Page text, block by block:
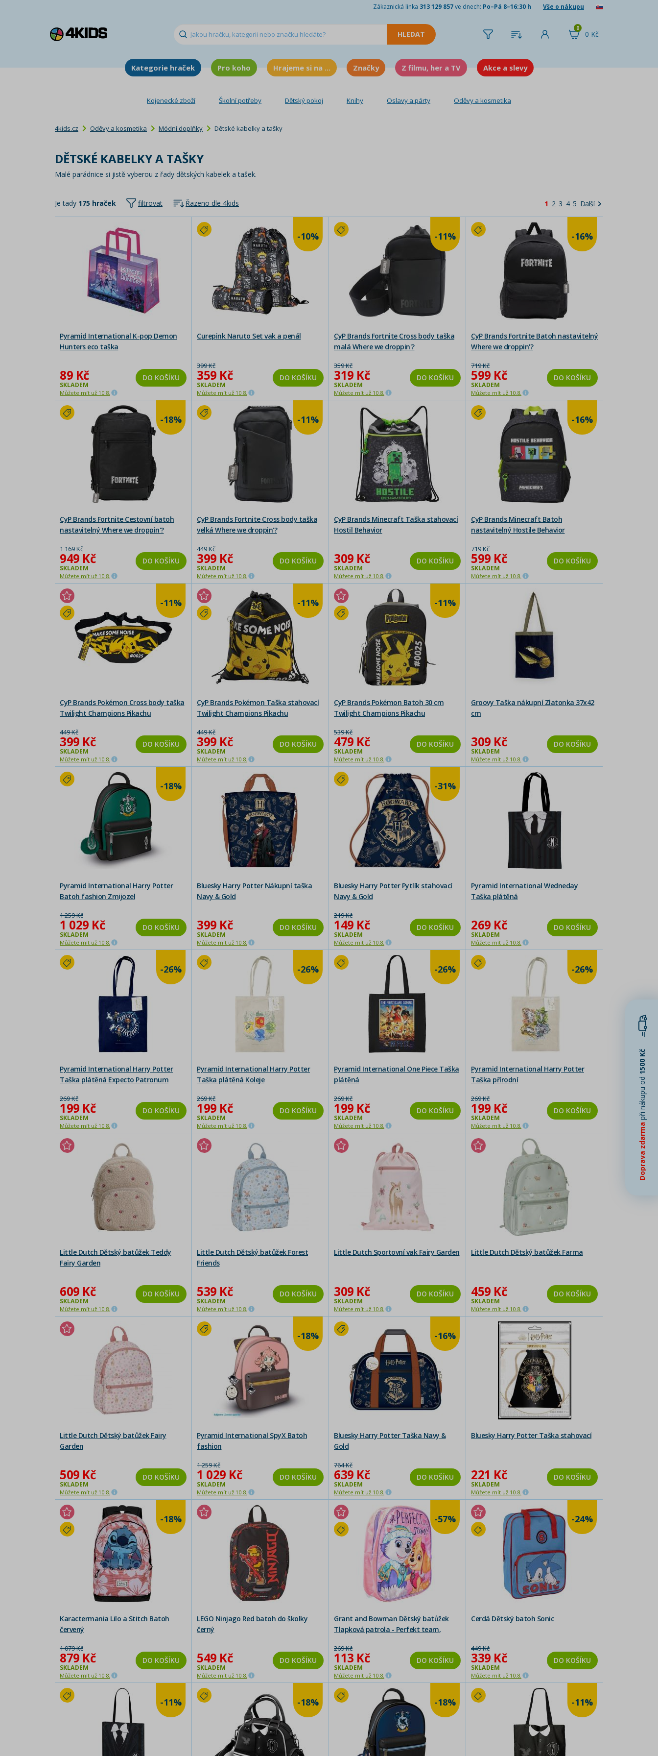
Zákaznická linka 313 129 857ve dnech: Po–Pá 8–16:30 h Vše o nákupu
0 Kč
0
Kategorie hraček Pro koho Hrajeme si na ... Značky Z filmu, her a TV Akce a slevy
Kojenecké zboží Školní potřeby Dětský pokoj Knihy Oslavy a párty Oděvy a kosmetika
4kids.cz Oděvy a kosmetika Módní doplňky Dětské kabelky a tašky
DĚTSKÉ KABELKY A TAŠKY
Malé parádnice si jistě vyberou z řady dětských kabelek a tašek.
Je tady 175 hraček filtrovat Řazeno dle 4kids 1 2 3 4 5 Další
Pyramid International K-pop Demon
Hunters eco taška
89 Kč
SKLADEM
Můžete mít už 10.8.
DO KOŠÍKU
Curepink Naruto Set vak a penál
399 Kč
359 Kč
SKLADEM
Můžete mít už 10.8.
DO KOŠÍKU
-10%
CyP Brands Fortnite Cross body taška
malá Where we droppin'?
359 Kč
319 Kč
SKLADEM
Můžete mít už 10.8.
DO KOŠÍKU
-11%
CyP Brands Fortnite Batoh nastavitelný
Where we droppin'?
719 Kč
599 Kč
SKLADEM
Můžete mít už 10.8.
DO KOŠÍKU
-16%
CyP Brands Fortnite Cestovní batoh
nastavitelný Where we droppin'?
1 169 Kč
949 Kč
SKLADEM
Můžete mít už 10.8.
DO KOŠÍKU
-18%
CyP Brands Fortnite Cross body taška
velká Where we droppin'?
449 Kč
399 Kč
SKLADEM
Můžete mít už 10.8.
DO KOŠÍKU
-11%
CyP Brands Minecraft Taška stahovací
Hostil Behavior
309 Kč
SKLADEM
Můžete mít už 10.8.
DO KOŠÍKU
CyP Brands Minecraft Batoh
nastavitelný Hostile Behavior
719 Kč
599 Kč
SKLADEM
Můžete mít už 10.8.
DO KOŠÍKU
-16%
CyP Brands Pokémon Cross body taška
Twilight Champions Pikachu
449 Kč
399 Kč
SKLADEM
Můžete mít už 10.8.
DO KOŠÍKU
-11%
CyP Brands Pokémon Taška stahovací
Twilight Champions Pikachu
449 Kč
399 Kč
SKLADEM
Můžete mít už 10.8.
DO KOŠÍKU
-11%
CyP Brands Pokémon Batoh 30 cm
Twilight Champions Pikachu
539 Kč
479 Kč
SKLADEM
Můžete mít už 10.8.
DO KOŠÍKU
-11%
Groovy Taška nákupní Zlatonka 37x42
cm
309 Kč
SKLADEM
Můžete mít už 10.8.
DO KOŠÍKU
Pyramid International Harry Potter
Batoh fashion Zmijozel
1 259 Kč
1 029 Kč
SKLADEM
Můžete mít už 10.8.
DO KOŠÍKU
-18%
Bluesky Harry Potter Nákupní taška
Navy & Gold
399 Kč
SKLADEM
Můžete mít už 10.8.
DO KOŠÍKU
Bluesky Harry Potter Pytlík stahovací
Navy & Gold
219 Kč
149 Kč
SKLADEM
Můžete mít už 10.8.
DO KOŠÍKU
-31%
Pyramid International Wedneday
Taška plátěná
269 Kč
SKLADEM
Můžete mít už 10.8.
DO KOŠÍKU
Pyramid International Harry Potter
Taška plátěná Expecto Patronum
269 Kč
199 Kč
SKLADEM
Můžete mít už 10.8.
DO KOŠÍKU
-26%
Pyramid International Harry Potter
Taška plátěná Koleje
269 Kč
199 Kč
SKLADEM
Můžete mít už 10.8.
DO KOŠÍKU
-26%
Pyramid International One Piece Taška
plátěná
269 Kč
199 Kč
SKLADEM
Můžete mít už 10.8.
DO KOŠÍKU
-26%
Pyramid International Harry Potter
Taška přírodní
269 Kč
199 Kč
SKLADEM
Můžete mít už 10.8.
DO KOŠÍKU
-26%
Little Dutch Dětský batůžek Teddy
Fairy Garden
609 Kč
SKLADEM
Můžete mít už 10.8.
DO KOŠÍKU
Little Dutch Dětský batůžek Forest
Friends
539 Kč
SKLADEM
Můžete mít už 10.8.
DO KOŠÍKU
Little Dutch Sportovní vak Fairy Garden
309 Kč
SKLADEM
Můžete mít už 10.8.
DO KOŠÍKU
Little Dutch Dětský batůžek Farma
459 Kč
SKLADEM
Můžete mít už 10.8.
DO KOŠÍKU
Little Dutch Dětský batůžek Fairy
Garden
509 Kč
SKLADEM
Můžete mít už 10.8.
DO KOŠÍKU
Pyramid International SpyX Batoh
fashion
1 259 Kč
1 029 Kč
SKLADEM
Můžete mít už 10.8.
DO KOŠÍKU
-18%
Bluesky Harry Potter Taška Navy &
Gold
764 Kč
639 Kč
SKLADEM
Můžete mít už 10.8.
DO KOŠÍKU
-16%
Bluesky Harry Potter Taška stahovací
221 Kč
SKLADEM
Můžete mít už 10.8.
DO KOŠÍKU
Karactermania Lilo a Stitch Batoh
červený
1 079 Kč
879 Kč
SKLADEM
Můžete mít už 10.8.
DO KOŠÍKU
-18%
LEGO Ninjago Red batoh do školky
černý
549 Kč
SKLADEM
Můžete mít už 10.8.
DO KOŠÍKU
Grant and Bowman Dětský batůžek
Tlapková patrola - Perfekt team,
269 Kč
113 Kč
SKLADEM
Můžete mít už 10.8.
DO KOŠÍKU
-57%
Cerdá Dětský batoh Sonic
449 Kč
339 Kč
SKLADEM
Můžete mít už 10.8.
DO KOŠÍKU
-24%
-11% -18% -18% -11%
Doprava zdarma
při nákupu od
1500 Kč